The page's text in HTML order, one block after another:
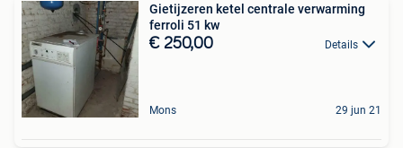
Gietijzeren ketel centrale verwarming
ferroli 51 kw
€ 250,00 Details
Mons 29 jun 21